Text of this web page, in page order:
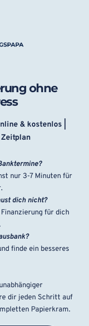
ohne
& kostenlos |
nur 3-7 Minuten für
dich nicht?
für dich
finde ein besseres
dir jeden Schritt auf
Papierkram.